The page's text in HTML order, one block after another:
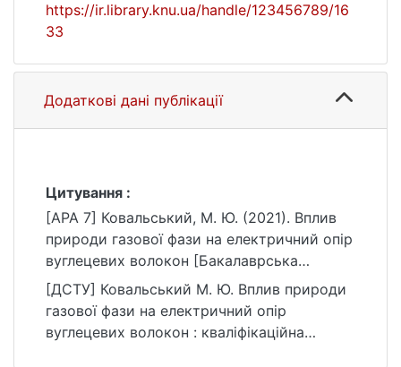
https://ir.library.knu.ua/handle/123456789/16
33
Додаткові дані публікації
Цитування :
[APA 7] Ковальський, М. Ю. (2021). Вплив
природи газової фази на електричний опір
вуглецевих волокон [Бакалаврська
робота, Київський національний
університет імені Тараса Шевченка].
eKNUTSHIR.
https://ir.library.knu.ua/handle/123456789/16
[ДСТУ] Ковальський М. Ю. Вплив природи
газової фази на електричний опір
вуглецевих волокон : кваліфікаційна